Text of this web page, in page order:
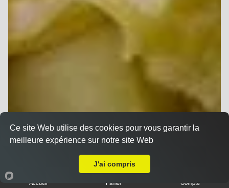
Accueil Panier Compte
Ce site Web utilise des cookies pour vous garantir la
meilleure expérience sur notre site Web
J'ai compris